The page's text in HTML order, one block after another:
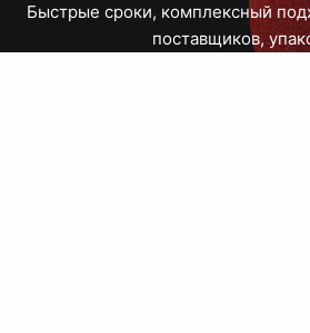
Быстрые сроки, комплексный
поставщиков,